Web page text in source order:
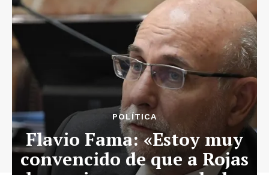
POLÍTICA
Flavio Fama: «Estoy muy
convencido de que a Rojas